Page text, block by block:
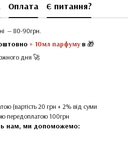
Оплата Є питання?
— 80-90грн.
+ 10мл парфуму в 🎁
дня 🚀
(вартість 20 грн + 2% від суми
передоплатою 100грн
нам, ми допоможемо: